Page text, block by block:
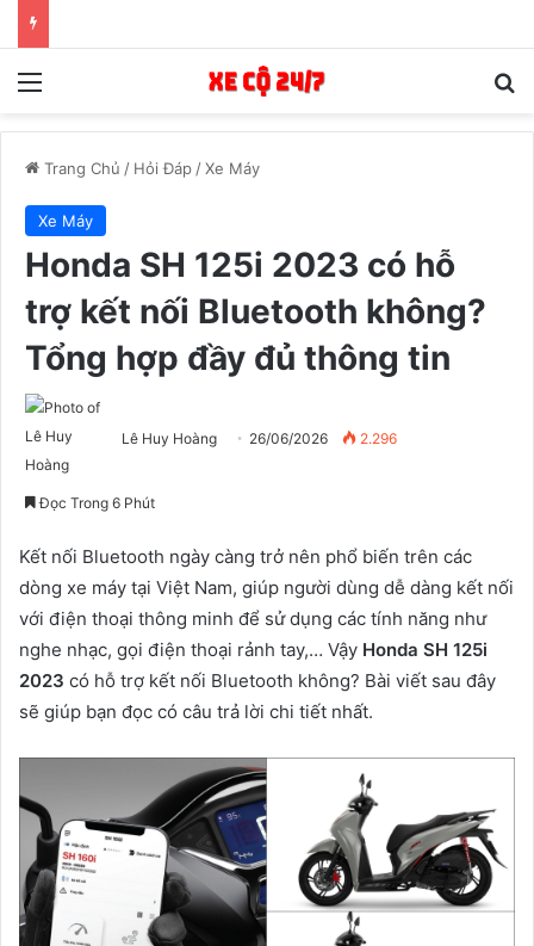
Menu
Trang Chủ / Hỏi Đáp /Xe Máy
Xe Máy
Honda SH 125i 2023 có hỗ
trợ kết nối Bluetooth không?
Tổng hợp đầy đủ thông tin
Lê Huy Hoàng 26/06/2026 2.296
Đọc Trong 6 Phút
Kết nối Bluetooth ngày càng trở nên phổ biến trên các
dòng xe máy tại Việt Nam, giúp người dùng dễ dàng kết nối
với điện thoại thông minh để sử dụng các tính năng như
nghe nhạc, gọi điện thoại rảnh tay,… Vậy Honda SH 125i
2023 có hỗ trợ kết nối Bluetooth không? Bài viết sau đây
sẽ giúp bạn đọc có câu trả lời chi tiết nhất.